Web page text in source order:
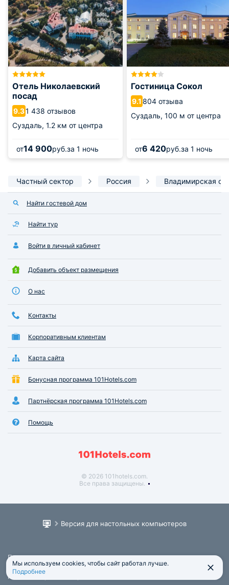
Отель Николаевский
посад
9.31 438 отзывов
Суздаль, 1.2 км от центра
от14 900руб.за 1 ночь
Гостиница Сокол
9.1804 отзыва
Суздаль, 100 м от центра
от6 420руб.за 1 ночь
Частный сектор Россия Владимирская
Найти гостевой дом
Найти тур
Войти в личный кабинет
Добавить объект размещения
О нас
Контакты
Корпоративным клиентам
Карта сайта
Бонусная программа 101Hotels.com
Партнёрская программа 101Hotels.com
Помощь
© 2026 101hotels.com.
Все права защищены.
Версия для настольных компьютеров
Пользовательское соглашение
Юридическая информация
Политика обработки персональных данных
Мы используем cookies, чтобы сайт работал лучше.
Подробнее